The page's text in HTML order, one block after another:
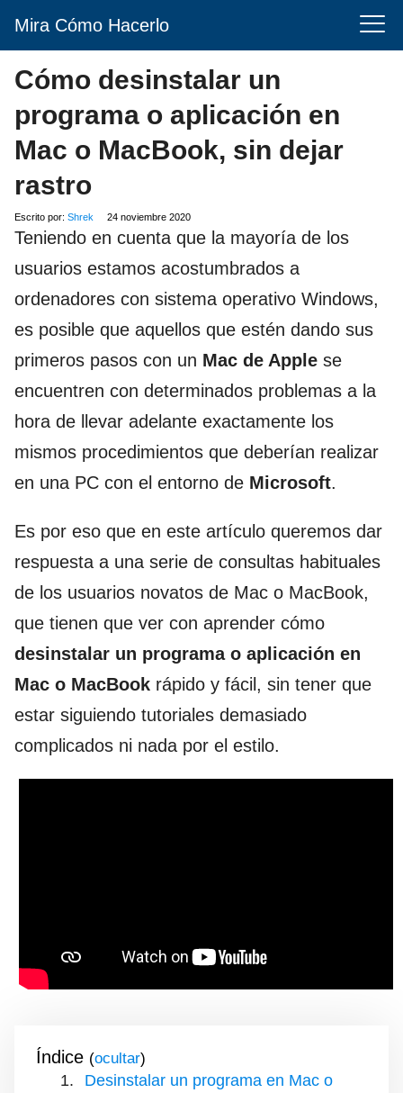
Mira Cómo Hacerlo
Cómo desinstalar un
programa o aplicación en
Mac o MacBook, sin dejar
rastro
Escrito por: Shrek 24 noviembre 2020
Teniendo en cuenta que la mayoría de los
usuarios estamos acostumbrados a
ordenadores con sistema operativo Windows,
es posible que aquellos que estén dando sus
primeros pasos con un Mac de Apple se
encuentren con determinados problemas a la
hora de llevar adelante exactamente los
mismos procedimientos que deberían realizar
en una PC con el entorno de Microsoft.
Es por eso que en este artículo queremos dar
respuesta a una serie de consultas habituales
de los usuarios novatos de Mac o MacBook,
que tienen que ver con aprender cómo
desinstalar un programa o aplicación en
Mac o MacBook rápido y fácil, sin tener que
estar siguiendo tutoriales demasiado
complicados ni nada por el estilo.
Índice ( )
Desinstalar un programa en Mac o